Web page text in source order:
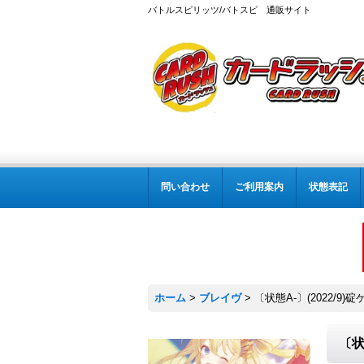
バトルスピリッツ/バトスピ 通販サイト
問い合わせ ご利用案内 状態表記
ホーム > ブレイヴ > 〔状態A-〕(2022/9)
〔